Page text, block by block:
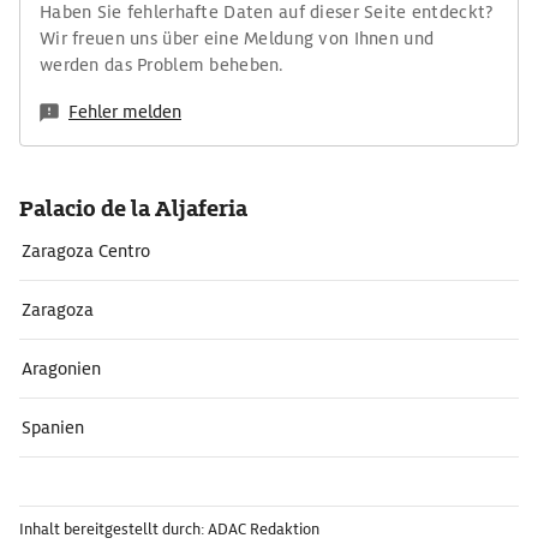
Haben Sie fehlerhafte Daten auf dieser Seite entdeckt?
Wir freuen uns über eine Meldung von Ihnen und
werden das Problem beheben.
Fehler melden
Palacio de la Aljaferia
Zaragoza Centro
Zaragoza
Aragonien
Spanien
Inhalt bereitgestellt durch: ADAC Redaktion